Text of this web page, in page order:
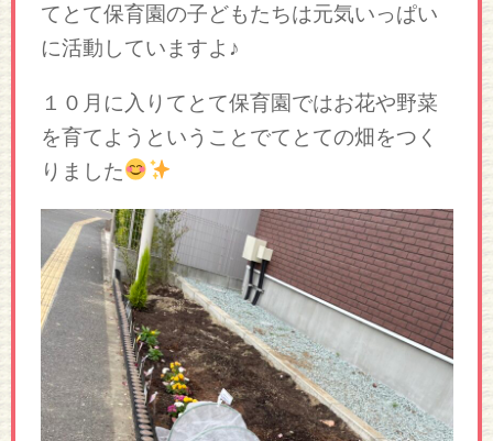
てとて保育園の子どもたちは元気いっぱい
に活動していますよ♪
１０月に入りてとて保育園ではお花や野菜
を育てようということでてとての畑をつく
りました